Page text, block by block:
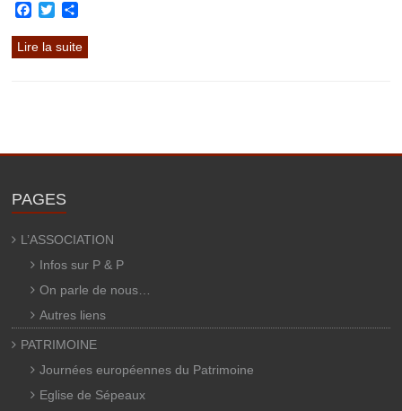
Facebook
Twitter
Lire la suite
PAGES
L’ASSOCIATION
Infos sur P & P
On parle de nous…
Autres liens
PATRIMOINE
Journées européennes du Patrimoine
Eglise de Sépeaux